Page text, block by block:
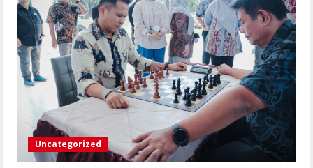
3
DPRD Kabupaten Sukabumi Sahkan
Perda Disabilitas dan Sepakati
Perubahan KUA-PPAS 2026 dalam
Rapat Paripurna Ke-13
7 Agustus 2026
4
Pemkab Sukabumi Rekontruksi Ruas
Jalan Cibeureum- Goalpara Di Kerjakan
Sangat Kokoh Dan Profesional
6 Agustus 2026
Uncategorized